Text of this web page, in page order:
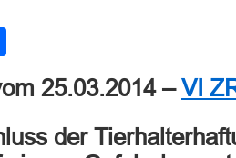
25.03.2014 –VI
der